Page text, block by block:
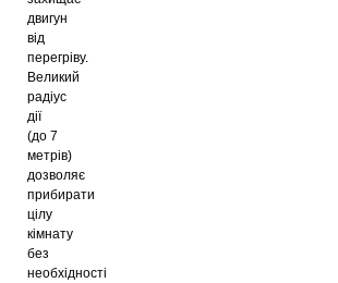
двигун
від
перегріву.
Великий
радіус
дії
(до 7
метрів)
дозволяє
прибирати
цілу
кімнату
без
необхідності